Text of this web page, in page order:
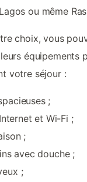
ou même
choix, vous
équipements
votre séjour :
;
et Wi-Fi ;
;
avec douche ;
;